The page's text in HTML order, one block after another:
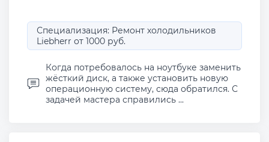
Специализация: Ремонт холодильников
Liebherr от 1000 руб.
Когда потребовалось на ноутбуке заменить
жёсткий диск, а также установить новую
операционную систему, сюда обратился. С
задачей мастера справились ...